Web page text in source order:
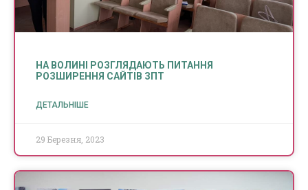
НА ВОЛИНІ РОЗГЛЯДАЮТЬ ПИТАННЯ
РОЗШИРЕННЯ САЙТІВ ЗПТ
ДЕТАЛЬНІШЕ
29 Березня, 2023